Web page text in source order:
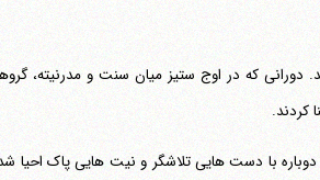
دورانی که در اوج ستیز میان سنت و مدرنیته،
کردند.
دوباره با دست هایی تلاشگر و نیت هایی پاک احیا